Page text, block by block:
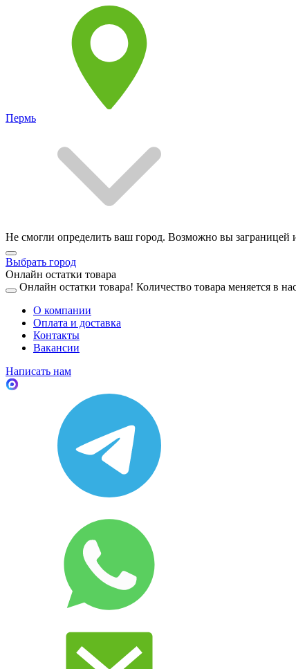
Пермь
Не смогли определить ваш город. Возможно вы заграницей
Выбрать город
Онлайн остатки товара
Онлайн остатки товара! Количество товара меняется в
О компании
Оплата и доставка
Контакты
Вакансии
Написать нам